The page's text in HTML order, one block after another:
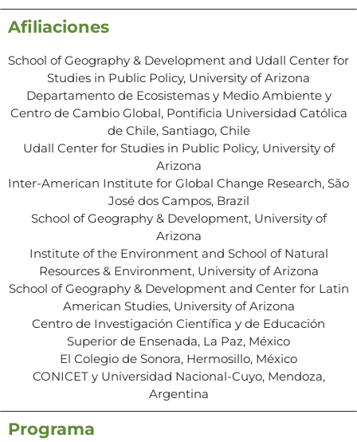
Afiliaciones
School of Geography & Development and Udall Center for
Studies in Public Policy, University of Arizona
Departamento de Ecosistemas y Medio Ambiente y
Centro de Cambio Global, Pontificia Universidad Católica
de Chile, Santiago, Chile
Udall Center for Studies in Public Policy, University of
Arizona
Inter-American Institute for Global Change Research, São
José dos Campos, Brazil
School of Geography & Development, University of
Arizona
Institute of the Environment and School of Natural
Resources & Environment, University of Arizona
School of Geography & Development and Center for Latin
American Studies, University of Arizona
Centro de Investigación Científica y de Educación
Superior de Ensenada, La Paz, México
El Colegio de Sonora, Hermosillo, México
CONICET y Universidad Nacional-Cuyo, Mendoza,
Argentina
Programa